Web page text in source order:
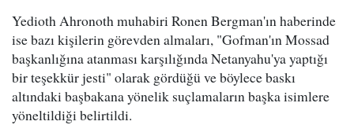
Yedioth Ahronoth muhabiri Ronen Bergman'ın haberinde
ise bazı kişilerin görevden almaları, "Gofman'ın Mossad
başkanlığına atanması karşılığında Netanyahu'ya yaptığı
bir teşekkür jesti" olarak gördüğü ve böylece baskı
altındaki başbakana yönelik suçlamaların başka isimlere
yöneltildiği belirtildi.